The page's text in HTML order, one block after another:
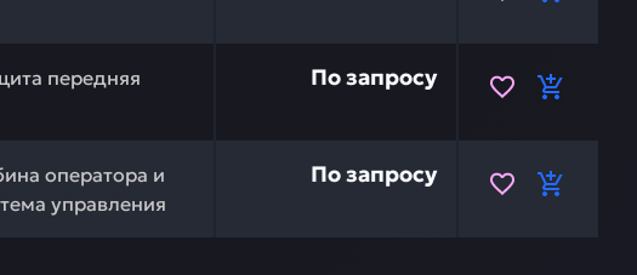
передняя
8073298 — это инвестиция в бесперебойную
По запросу
оператора и
управления
HITACHI 7029107 — это инвестиция в бесперебойную
По запросу